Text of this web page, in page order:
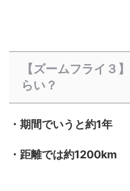
【ズームフライ３
らい？
・期間でいうと約1年
・距離では約1200km